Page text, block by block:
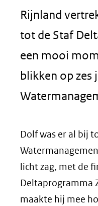
Rijnland
tot de Staf
een mooi
blikken op zes
Dolf was er al bij
licht zag, met de
Deltaprogramma
maakte hij mee